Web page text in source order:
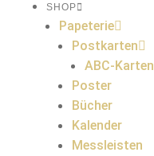
SHOP
Papeterie
Postkarten
ABC-Karten
Poster
Bücher
Kalender
Messleisten